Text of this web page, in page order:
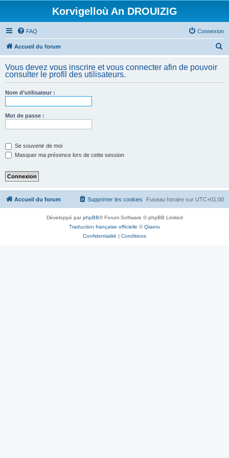
Korvigelloù An DROUIZIG
FAQ Connexion
Accueil du forum
h
Vous devez vous inscrire et vous connecter afin de pouvoir
consulter le profil des utilisateurs.
Nom d’utilisateur :
Mot de passe :
Se souvenir de moi
Masquer ma présence lors de cette session
Accueil du forum Fuseau horaire sur UTC+01:00
Supprimer les cookies
Développé parphpBB® Forum Software © phpBB Limited
Traduction française officielle ©Qiaeru
Confidentialité | Conditions